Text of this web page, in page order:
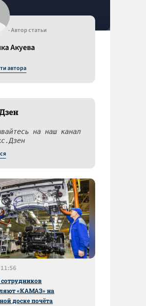
- Автор статьи
Акуева
автора
на наш канал
сотрудников
«КАМАЗ» на
доске почёта